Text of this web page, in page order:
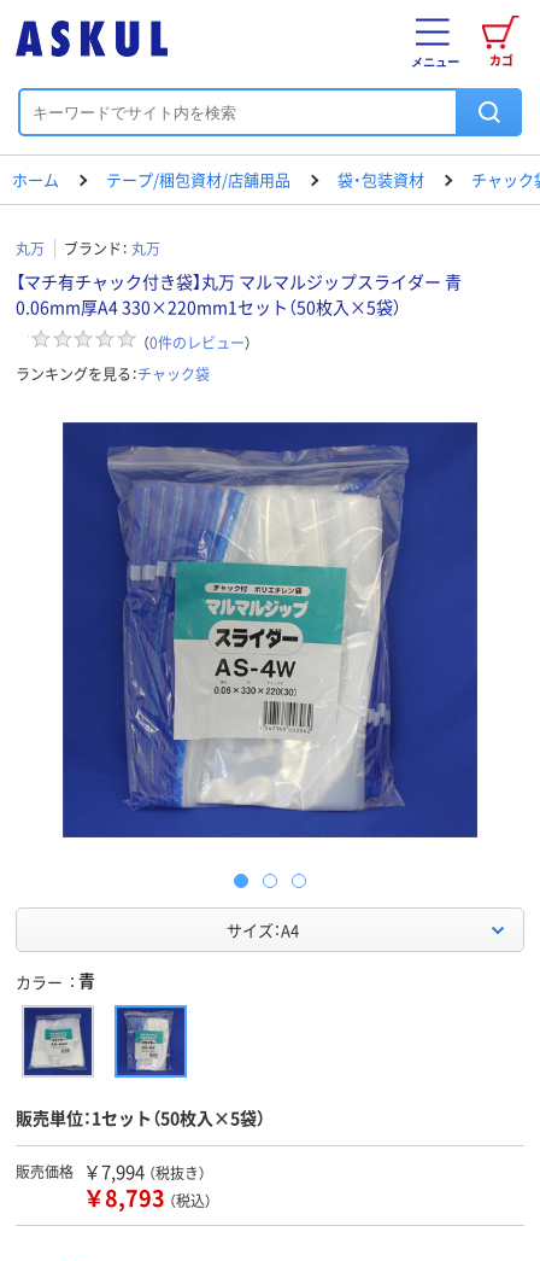
カゴ
メニュー
ホーム テープ/梱包資材/店舗用品 袋・包装資材 チャック
丸万 ブランド： 丸万
【マチ有チャック付き袋】丸万 マルマルジップスライダー 青
0.06mm厚A4 330×220mm1セット（50枚入×5袋）
（0件のレビュー）
ランキングを見る：チャック袋
サイズ：A4
カラー 青
販売単位：1セット（50枚入×5袋）
販売価格 ￥7,994 （税抜き）
￥8,793 （税込）